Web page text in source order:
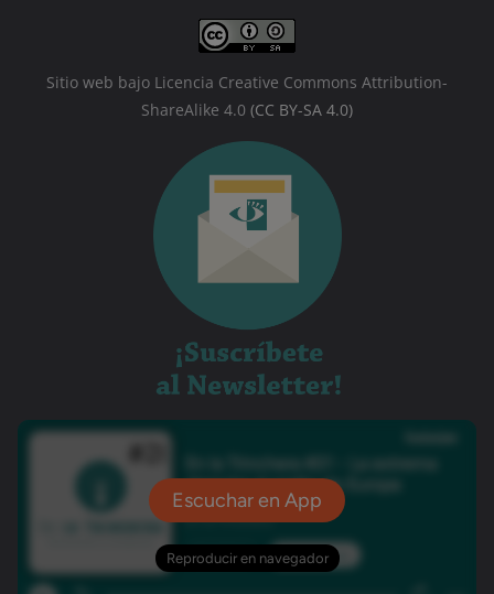
Sitio web bajo Licencia Creative Commons Attribution-
ShareAlike 4.0 (CC BY-SA 4.0)